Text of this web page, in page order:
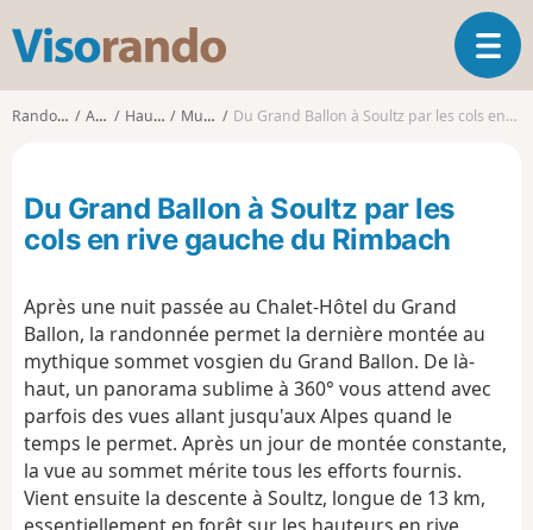
s
o
d
o
O
u
a
o
Randonnées Alsace Haut-Rhin Murbach Du Grand Ballon à Soultz par les cols en rive gauche du Rimbach
Du Grand Ballon à Soultz par les
cols en rive gauche du Rimbach
Après une nuit passée au Chalet-Hôtel du Grand
Ballon, la randonnée permet la dernière montée au
mythique sommet vosgien du Grand Ballon. De là-
haut, un panorama sublime à 360° vous attend avec
parfois des vues allant jusqu'aux Alpes quand le
temps le permet. Après un jour de montée constante,
la vue au sommet mérite tous les efforts fournis.
Vient ensuite la descente à Soultz, longue de 13 km,